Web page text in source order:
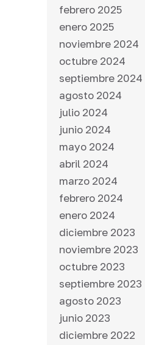
febrero 2025
enero 2025
noviembre 2024
octubre 2024
septiembre 2024
agosto 2024
julio 2024
junio 2024
mayo 2024
abril 2024
marzo 2024
febrero 2024
enero 2024
diciembre 2023
noviembre 2023
octubre 2023
septiembre 2023
agosto 2023
junio 2023
diciembre 2022